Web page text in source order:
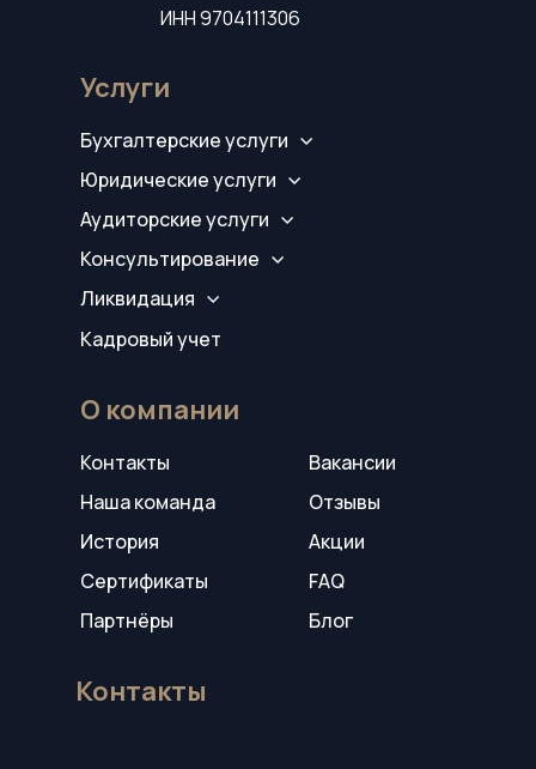
ИНН 9704111306
Услуги
Бухгалтерские услуги
Юридические услуги
Аудиторские услуги
Консультирование
Ликвидация
Кадровый учет
О компании
Контакты
Наша команда
История
Сертификаты
Партнёры
Вакансии
Отзывы
Акции
FAQ
Блог
Контакты